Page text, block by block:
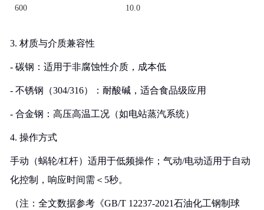
600 10.0
3. 材质与介质兼容性
- 碳钢：适用于非腐蚀性介质，成本低
- 不锈钢（304/316）：耐酸碱，适合食品级应用
- 合金钢：高压高温工况（如电站蒸汽系统）
4. 操作方式
手动（蜗轮/杠杆）适用于低频操作；气动/电动适用于自动
化控制，响应时间需＜5秒。
（注：全文数据参考《GB/T 12237-2021石油化工钢制球